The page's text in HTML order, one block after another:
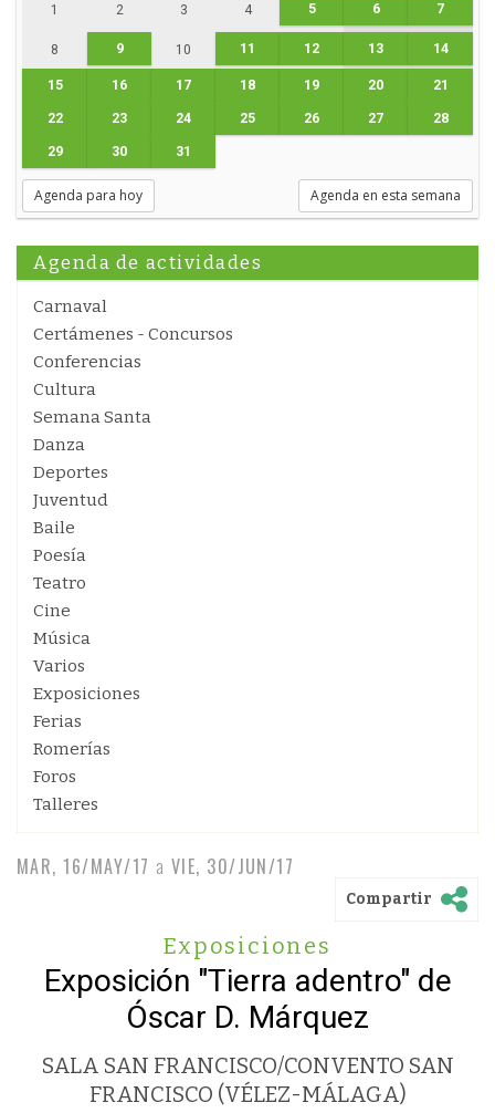
1 2 3 4 5 6 7
8 9 10 11 12 13 14
15 16 17 18 19 20 21
22 23 24 25 26 27 28
29 30 31
Agenda para hoy Agenda en esta semana
Agenda de actividades
Carnaval
Certámenes - Concursos
Conferencias
Cultura
Semana Santa
Danza
Deportes
Juventud
Baile
Poesía
Teatro
Cine
Música
Varios
Exposiciones
Ferias
Romerías
Foros
Talleres
MAR, 16/MAY/17 a VIE, 30/JUN/17
Compartir
Exposiciones
Exposición "Tierra adentro" de
Óscar D. Márquez
SALA SAN FRANCISCO/CONVENTO SAN
FRANCISCO (VÉLEZ-MÁLAGA)